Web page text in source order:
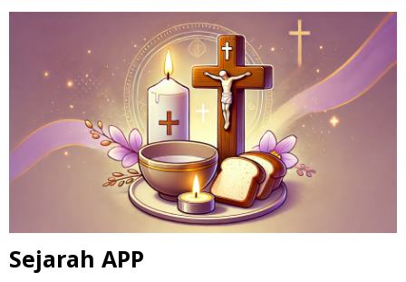
Sejarah APP
GerakanAksi Puasa Pembangunan (APP)